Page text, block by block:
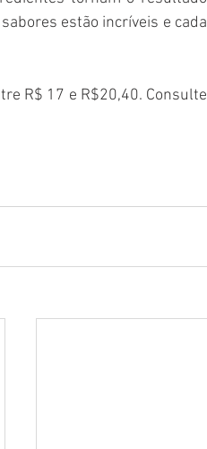
estão incríveis e cada
R$ 17 e R$20,40. Consulte